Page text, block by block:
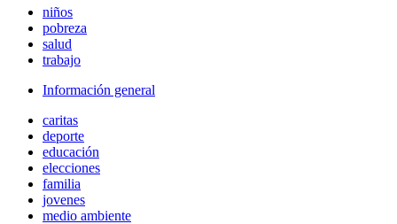
niños
pobreza
salud
trabajo
Información general
caritas
deporte
educación
elecciones
familia
jovenes
medio ambiente